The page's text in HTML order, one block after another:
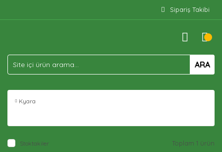
Sipariş Takibi
ARA
Kyara
Stoktakiler Toplam 1 ürün